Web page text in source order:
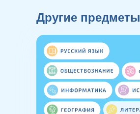
Другие предметы